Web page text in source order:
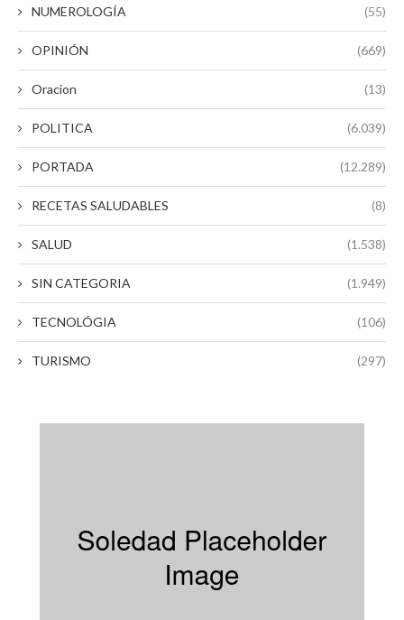
NUMEROLOGÍA (55)
OPINIÓN (669)
Oracion (13)
POLITICA (6.039)
PORTADA (12.289)
RECETAS SALUDABLES (8)
SALUD (1.538)
SIN CATEGORIA (1.949)
TECNOLÓGIA (106)
TURISMO (297)